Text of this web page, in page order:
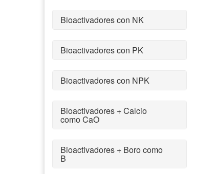
Bioactivadores con NK
Bioactivadores con PK
Bioactivadores con NPK
Bioactivadores + Calcio
como CaO
Bioactivadores + Boro como
B